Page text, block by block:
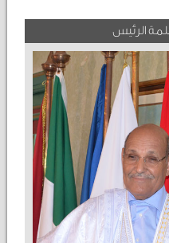
الرئيس